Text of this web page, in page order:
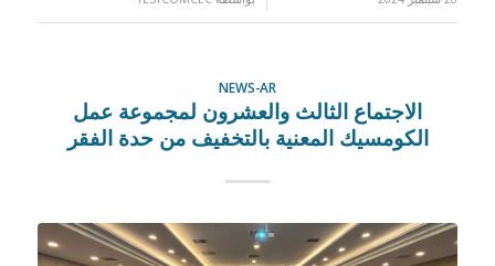
NEWS-AR
الاجتماع الثالث والعشرون لمجموعة عمل
الكومسيك المعنية بالتخفيف من حدة الفقر